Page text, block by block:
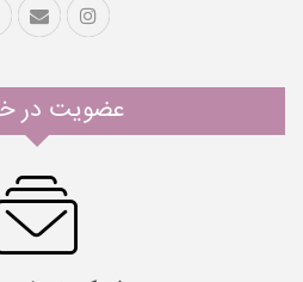
عضویت در